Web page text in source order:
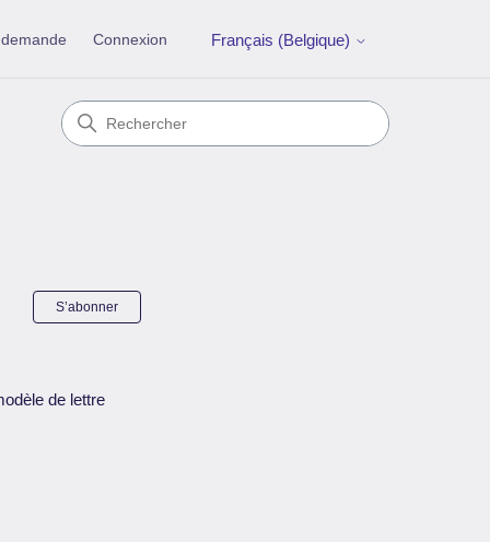
Connexion Français (Belgique)
S’abonner
de lettre